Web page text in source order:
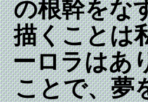
の根幹をな
描くことは
ーロラはあ
ことで、夢